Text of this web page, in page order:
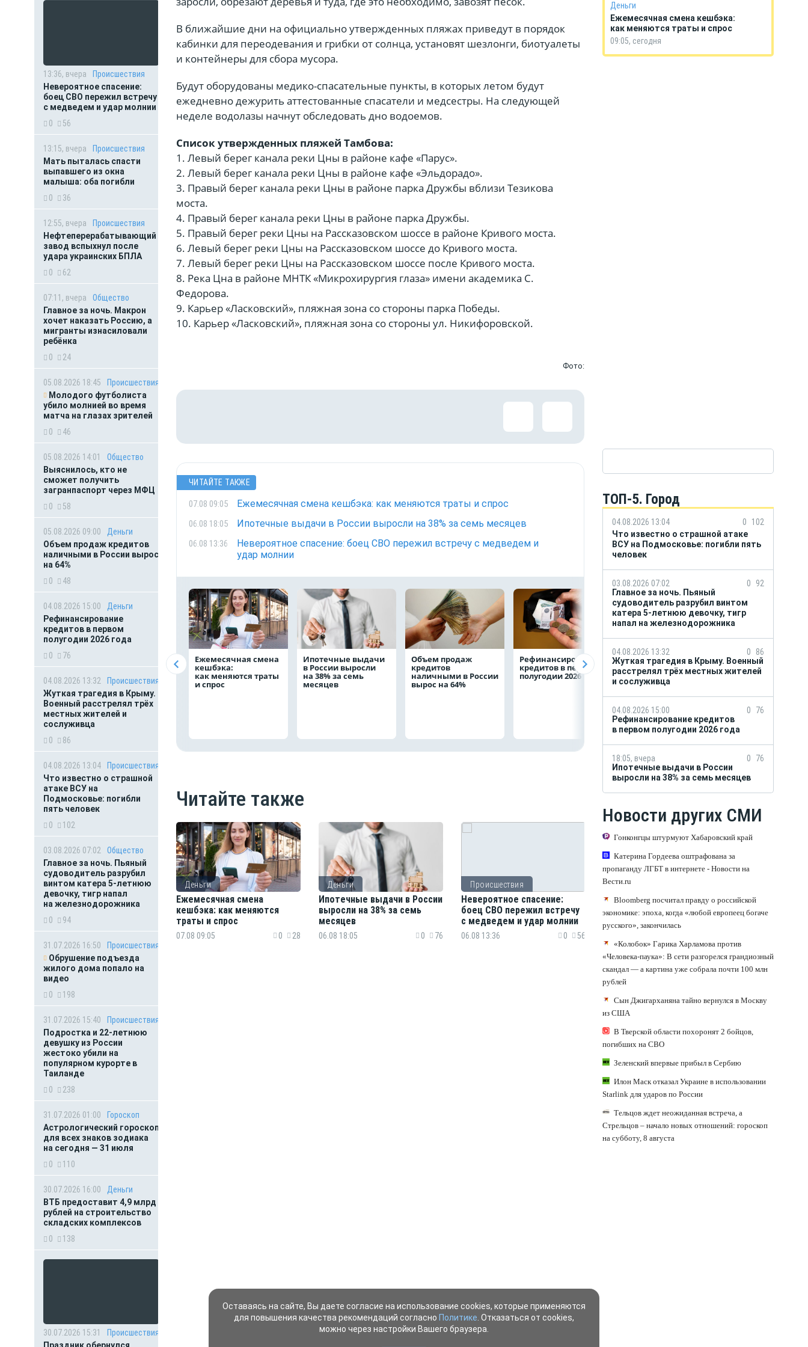
13:36, вчера
Происшествия
Невероятное спасение:
боец СВО пережил встречу
с медведем и удар молнии
0
56
13:15, вчера
Происшествия
Мать пыталась спасти
выпавшего из окна
малыша: оба погибли
0
36
12:55, вчера
Происшествия
Нефтеперерабатывающий
завод вспыхнул после
удара украинских БПЛА
0
62
07:11, вчера
Общество
Главное за ночь. Макрон
хочет наказать Россию, а
мигранты изнасиловали
ребёнка
0
24
05.08.2026 18:45
Происшествия
Молодого футболиста
убило молнией во время
матча на глазах зрителей
0
46
05.08.2026 14:01
Общество
Выяснилось, кто не
сможет получить
загранпаспорт через МФЦ
0
58
05.08.2026 09:00
Деньги
Объем продаж кредитов
наличными в России вырос
на 64%
0
48
04.08.2026 15:00
Деньги
Рефинансирование
кредитов в первом
полугодии 2026 года
0
76
04.08.2026 13:32
Происшествия
Жуткая трагедия в Крыму.
Военный расстрелял трёх
местных жителей и
сослуживца
0
86
04.08.2026 13:04
Происшествия
Что известно о страшной
атаке ВСУ на
Подмосковье: погибли
пять человек
0
102
03.08.2026 07:02
Общество
Главное за ночь. Пьяный
судоводитель разрубил
винтом катера 5-летнюю
девочку, тигр напал
на железнодорожника
0
94
31.07.2026 16:50
Происшествия
Обрушение подъезда
жилого дома попало на
видео
0
198
31.07.2026 15:40
Происшествия
Подростка и 22-летнюю
девушку из России
жестоко убили на
популярном курорте в
Таиланде
0
238
31.07.2026 01:00
Гороскоп
Астрологический гороскоп
для всех знаков зодиака
на сегодня — 31 июля
0
110
30.07.2026 16:00
Деньги
ВТБ предоставит 4,9 млрд
рублей на строительство
складских комплексов
0
138
30.07.2026 15:31
Происшествия
В ближайшие дни на официально утвержденных пляжах приведут в порядок
кабинки для переодевания и грибки от солнца, установят шезлонги, биотуалеты
и контейнеры для сбора мусора.
Будут оборудованы медико-спасательные пункты, в которых летом будут
ежедневно дежурить аттестованные спасатели и медсестры. На следующей
неделе водолазы начнут обследовать дно водоемов.
Список утвержденных пляжей Тамбова:
1. Левый берег канала реки Цны в районе кафе «Парус».
2. Левый берег канала реки Цны в районе кафе «Эльдорадо».
3. Правый берег канала реки Цны в районе парка Дружбы вблизи Тезикова
моста.
4. Правый берег канала реки Цны в районе парка Дружбы.
5. Правый берег реки Цны на Рассказовском шоссе в районе Кривого моста.
6. Левый берег реки Цны на Рассказовском шоссе до Кривого моста.
7. Левый берег реки Цны на Рассказовском шоссе после Кривого моста.
8. Река Цна в районе МНТК «Микрохирургия глаза» имени академика С.
Федорова.
9. Карьер «Ласковский», пляжная зона со стороны парка Победы.
10. Карьер «Ласковский», пляжная зона со стороны ул. Никифоровской.
Фото:
ЧИТАЙТЕ ТАКЖЕ
07.08 09:05 Ежемесячная смена кешбэка: как меняются траты и спрос
06.08 18:05 Ипотечные выдачи в России выросли на 38% за семь месяцев
06.08 13:36
Невероятное спасение: боец СВО пережил встречу с медведем и
удар молнии
Ежемесячная смена
кешбэка:
как меняются траты
и спрос
Ипотечные выдачи
в России выросли
на 38% за семь
месяцев
Объем продаж
кредитов
наличными в России
вырос на 64%
Рефинансирование
кредитов в первом
полугодии 2026 года
ВТБ предоставит 4,9
млрд рублей
на строительство
складских
Популяция
леопарда
Читайте также
Деньги
Ежемесячная смена
кешбэка: как меняются
траты и спрос
07.08 09:05 0 28
Деньги
Ипотечные выдачи в России
выросли на 38% за семь
месяцев
06.08 18:05 0 76
Происшествия
Невероятное спасение:
боец СВО пережил встречу
с медведем и удар молнии
06.08 13:36 0 56
Деньги
Ежемесячная смена кешбэка:
как меняются траты и спрос
09:05, сегодня
ТОП-5. Город
04.08.2026 13:04 0
102
Что известно о страшной атаке
ВСУ на Подмосковье: погибли пять
человек
03.08.2026 07:02 0
92
Главное за ночь. Пьяный
судоводитель разрубил винтом
катера 5-летнюю девочку, тигр
напал на железнодорожника
04.08.2026 13:32 0
86
Жуткая трагедия в Крыму. Военный
расстрелял трёх местных жителей
и сослуживца
04.08.2026 15:00 0
76
Рефинансирование кредитов
в первом полугодии 2026 года
18:05, вчера 0
76
Ипотечные выдачи в России
выросли на 38% за семь месяцев
Новости других СМИ
Гонконгцы штурмуют Хабаровский край
Катерина Гордеева оштрафована за
пропаганду ЛГБТ в интернете - Новости на
Вести.ru
Bloomberg посчитал правду о российской
экономике: эпоха, когда «любой европеец богаче
русского», закончилась
«Колобок» Гарика Харламова против
«Человека-паука»: В сети разгорелся грандиозный
скандал — а картина уже собрала почти 100 млн
рублей
Сын Джигарханяна тайно вернулся в Москву
из США
В Тверской области похоронят 2 бойцов,
погибших на СВО
Зеленский впервые прибыл в Сербию
Илон Маск отказал Украине в использовании
Starlink для ударов по России
Тельцов ждет неожиданная встреча, а
Стрельцов – начало новых отношений: гороскоп
на субботу, 8 августа
Оставаясь на сайте, Вы даете согласие на использование cookies, которые применяются
для повышения качества рекомендаций согласно Политике . Отказаться от cookies,
можно через настройки Вашего браузера.